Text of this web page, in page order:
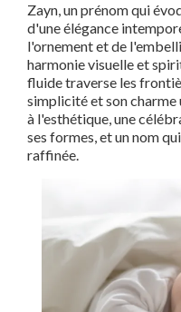
Zayn, un prénom qui
d'une élégance
l'ornement et de
harmonie visuelle et
fluide traverse les
simplicité et son charme
à l'esthétique, une
ses formes, et un nom
raffinée.